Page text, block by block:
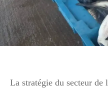
La stratégie du secteur de